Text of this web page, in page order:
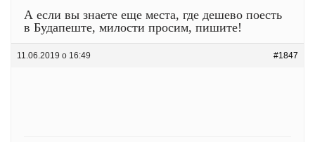
А если вы знаете еще места, где дешево поесть
в Будапеште, милости просим, пишите!
11.06.2019 о 16:49 #1847